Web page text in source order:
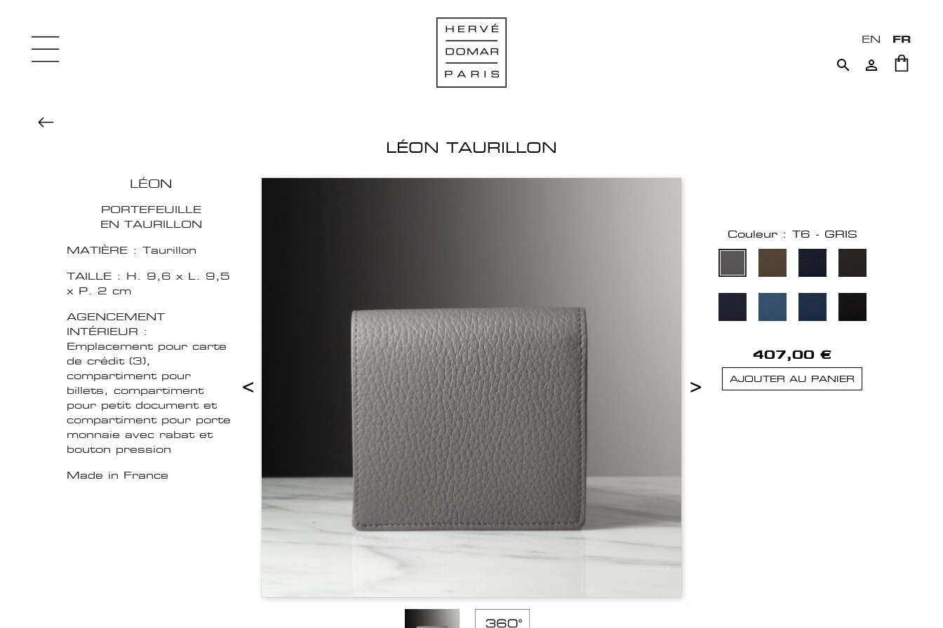
EN FR
 
LÉON TAURILLON
LÉON
PORTEFEUILLE
EN TAURILLON
MATIÈRE : Taurillon
TAILLE : H. 9,6 x L. 9,5
x P. 2 cm
AGENCEMENT
INTÉRIEUR :
Emplacement pour carte
de crédit (3),
compartiment pour
billets, compartiment
pour petit document et
compartiment pour porte
monnaie avec rabat et
bouton pression
Made in France
< >
Couleur : T6 - GRIS
407,00 €
AJOUTER AU PANIER